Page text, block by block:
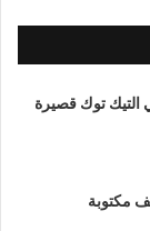
التيك توك قصيرة
مكتوبة